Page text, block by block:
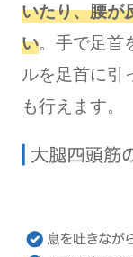
いたり、腰が
い。手で足首
ルを足首に引
も行えます。